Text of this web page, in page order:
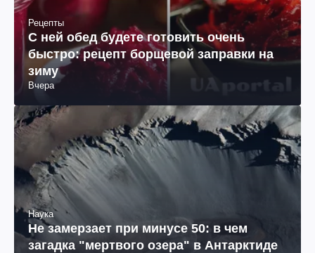
Рецепты
С ней обед будете готовить очень
быстро: рецепт борщевой заправки на
зиму
Вчера
Наука
Не замерзает при минусе 50: в чем
загадка "мертвого озера" в Антарктиде